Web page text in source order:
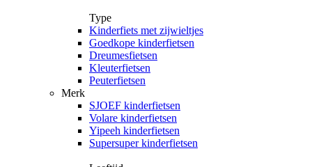
Type
Kinderfiets met zijwieltjes
Goedkope kinderfietsen
Dreumesfietsen
Kleuterfietsen
Peuterfietsen
Merk
SJOEF kinderfietsen
Volare kinderfietsen
Yipeeh kinderfietsen
Supersuper kinderfietsen